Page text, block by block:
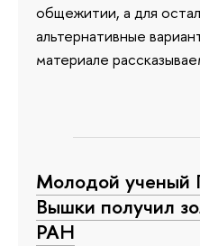
общежитии, а для
альтернативные
материале
Молодой ученый
Вышки получил
РАН